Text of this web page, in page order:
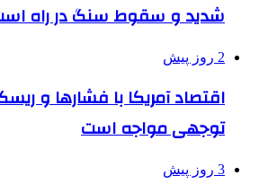
شدید و سقوط سنگ در راه
2 روز پیش
اقتصاد آمریکا با فشارها و
توجهی مواجه است
3 روز پیش